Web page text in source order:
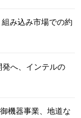
み込み市場での約
へ、インテルの
機器事業、地道な